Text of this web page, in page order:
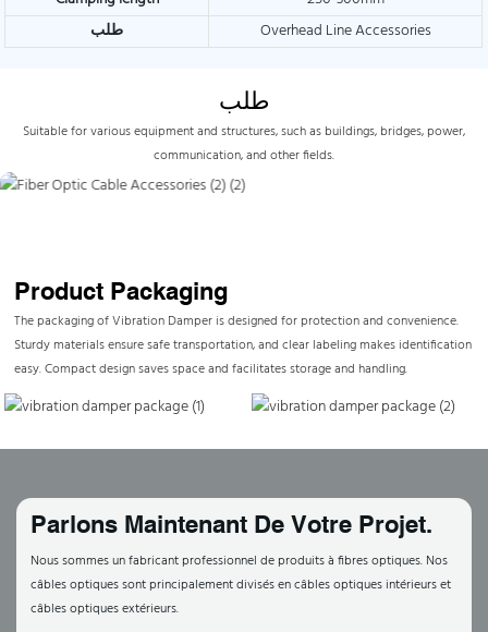
طلب
Overhead Line Accessories
طلب
Suitable for various equipment and structures, such as buildings, bridges, power,
communication, and other fields.
Product Packaging
The packaging of Vibration Damper is designed for protection and convenience.
Sturdy materials ensure safe transportation, and clear labeling makes identification
easy. Compact design saves space and facilitates storage and handling.
Parlons Maintenant De Votre Projet.
Nous sommes un fabricant professionnel de produits à fibres optiques. Nos
câbles optiques sont principalement divisés en câbles optiques intérieurs et
câbles optiques extérieurs.